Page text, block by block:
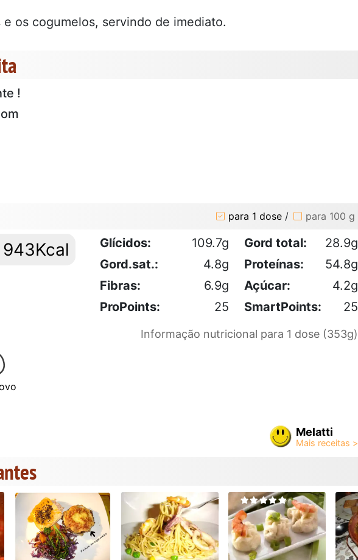
e os cogumelos, servindo de imediato.
!
para 1 dose / para 100 g
943Kcal Glícidos: 109.7g Gord total:
28.9g
Gord.sat.:
4.8g Proteínas:
54.8g
Fibras:
6.9g Açúcar:
4.2g
ProPoints:
25 SmartPoints: 25
Informação nutricional para 1 dose (353g)
Melatti